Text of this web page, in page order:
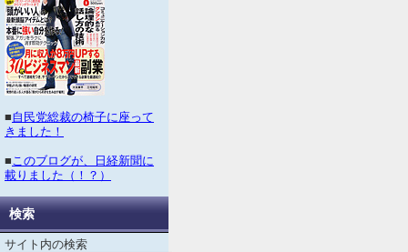
■自民党総裁の椅子に座って
きました！
■このブログが、日経新聞に
載りました（！？）
検索
サイト内の検索